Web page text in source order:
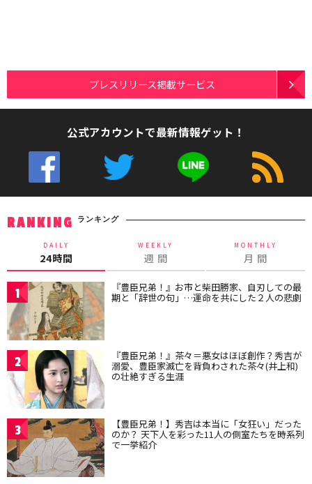
プレスリリース掲載サービス
公式アカウントで最新情報ゲット！
RANKING ランキング
DAILY
24時間
WEEKLY
週 間
MONTHLY
月 間
1 『豊臣兄弟！』お市と柴田勝家、自刃しての最
期と「辞世の句」…運命を共にした２人の悲劇
2 『豊臣兄弟！』茶々＝悪女はほぼ創作？秀吉が
溺愛、豊臣家滅亡を背負わされた茶々(井上和)
の壮絶すぎる生涯
3 【豊臣兄弟！】秀吉は本当に「女狂い」だった
のか？ 天下人を彩った11人の側室たちを時系列
で一挙紹介